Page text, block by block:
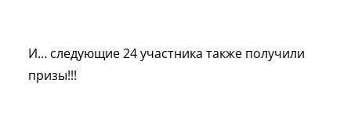
И… следующие 24 участника также получили
призы!!!